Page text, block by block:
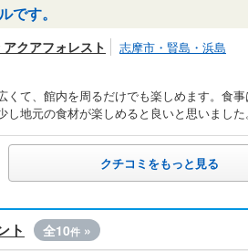
です。
クアフォレスト 志摩市・賢島・浜島
くて、館内を周るだけでも楽しめます。食
し地元の食材が楽しめると良いと思いまし
クチコミをもっと見る
ト 全10件 »